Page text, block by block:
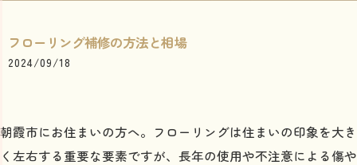
フローリング補修の方法と相場
2024/09/18
朝霞市にお住まいの方へ。フローリングは住まいの印象を大き
く左右する重要な要素ですが、長年の使用や不注意による傷や